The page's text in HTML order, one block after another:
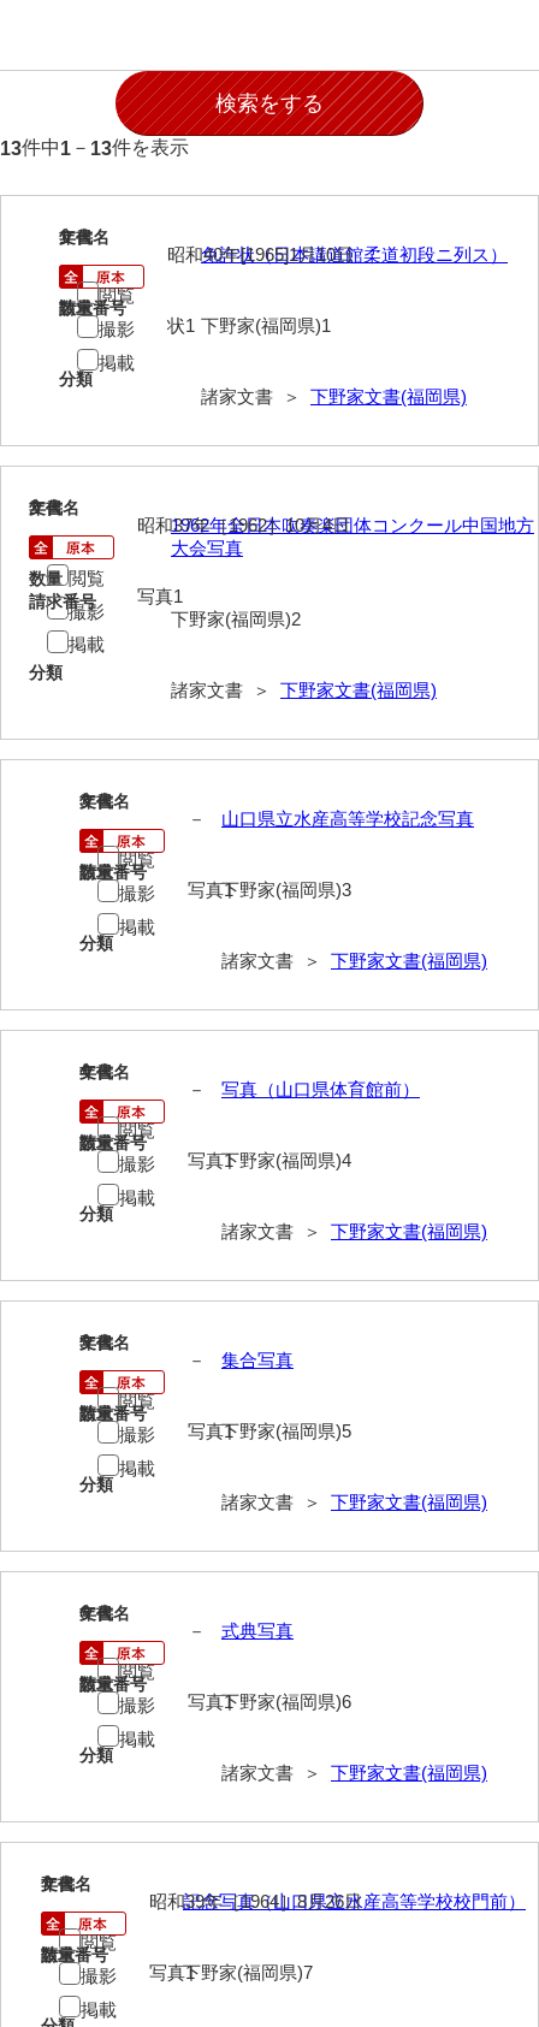
井上家文書（防府市）
井上家文書（徳山市）
井原家文書
今井家文書
今川家文書
入江九一文書
岩崎家文書（秋芳町）
岩見博幸収集史料
上田家文書（防府市）
上田家文書（横浜市）
氏本家文書
宇多田家文書
内田家文書（豊中市）
内田家文書（防府市）
内田伸採拓史料
馬屋原家文書
梅村明文書
浦家文書
相木家文書
大田家文書
大村益次郎文書
大本氏収集文書
岡家文書（福栄村）
岡家文書（周南市）
岡田家文書（徳地町）
岡田学収集史料
13件中1 － 13件を表示
1
文書名
免許状（日本講道館柔道初段ニ列ス）
請求番号
下野家(福岡県)1
分類
諸家文書 ＞ 下野家文書(福岡県)
年代
昭和40年[1965]1月10日
数量
状1
閲覧
撮影
掲載
2
文書名
1962年全日本吹奏楽団体コンクール中国地方
大会写真
請求番号
下野家(福岡県)2
分類
諸家文書 ＞ 下野家文書(福岡県)
年代
昭和37年［1962］10月4日
数量
写真1
閲覧
撮影
掲載
3
文書名
山口県立水産高等学校記念写真
請求番号
下野家(福岡県)3
分類
諸家文書 ＞ 下野家文書(福岡県)
年代
－
数量
写真1
閲覧
撮影
掲載
4
文書名
写真（山口県体育館前）
請求番号
下野家(福岡県)4
分類
諸家文書 ＞ 下野家文書(福岡県)
年代
－
数量
写真1
閲覧
撮影
掲載
5
文書名
集合写真
請求番号
下野家(福岡県)5
分類
諸家文書 ＞ 下野家文書(福岡県)
年代
－
数量
写真1
閲覧
撮影
掲載
6
文書名
式典写真
請求番号
下野家(福岡県)6
分類
諸家文書 ＞ 下野家文書(福岡県)
年代
－
数量
写真1
閲覧
撮影
掲載
7
文書名
記念写真（山口県立水産高等学校校門前）
請求番号
下野家(福岡県)7
年代
昭和39年［1964］8月26日
数量
写真1
閲覧
撮影
掲載